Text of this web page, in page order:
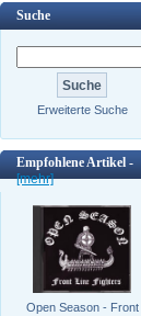
Suche
Erweiterte Suche
Empfohlene Artikel -
[mehr]
Open Season - Front